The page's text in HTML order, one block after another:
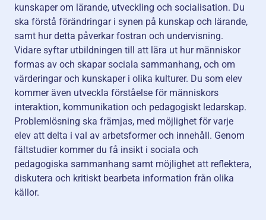
kunskaper om lärande, utveckling och socialisation. Du
ska förstå förändringar i synen på kunskap och lärande,
samt hur detta påverkar fostran och undervisning.
Vidare syftar utbildningen till att lära ut hur människor
formas av och skapar sociala sammanhang, och om
värderingar och kunskaper i olika kulturer. Du som elev
kommer även utveckla förståelse för människors
interaktion, kommunikation och pedagogiskt ledarskap.
Problemlösning ska främjas, med möjlighet för varje
elev att delta i val av arbetsformer och innehåll. Genom
fältstudier kommer du få insikt i sociala och
pedagogiska sammanhang samt möjlighet att reflektera,
diskutera och kritiskt bearbeta information från olika
källor.